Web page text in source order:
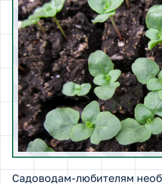
Садоводам-любителям